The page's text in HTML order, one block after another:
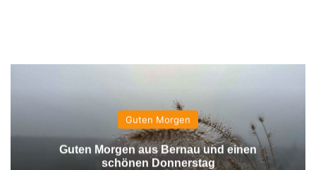
Guten Morgen
Guten Morgen aus Bernau und einen
schönen Donnerstag